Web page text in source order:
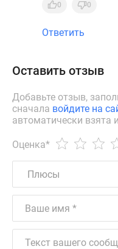
0 0
Ответить
Оставить отзыв
Добавьте отзыв,
сначала войдите на
автоматически взята
Оценка*